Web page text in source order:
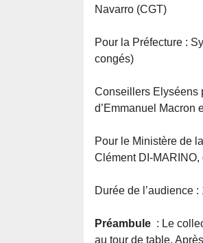
Navarro (CGT)
Pour la Préfecture :
congés)
Conseillers Elyséens
d’Emmanuel Macron
Pour le Ministère de
Clément DI-
Durée de l’audience :
Préambule : Le
au tour de table.